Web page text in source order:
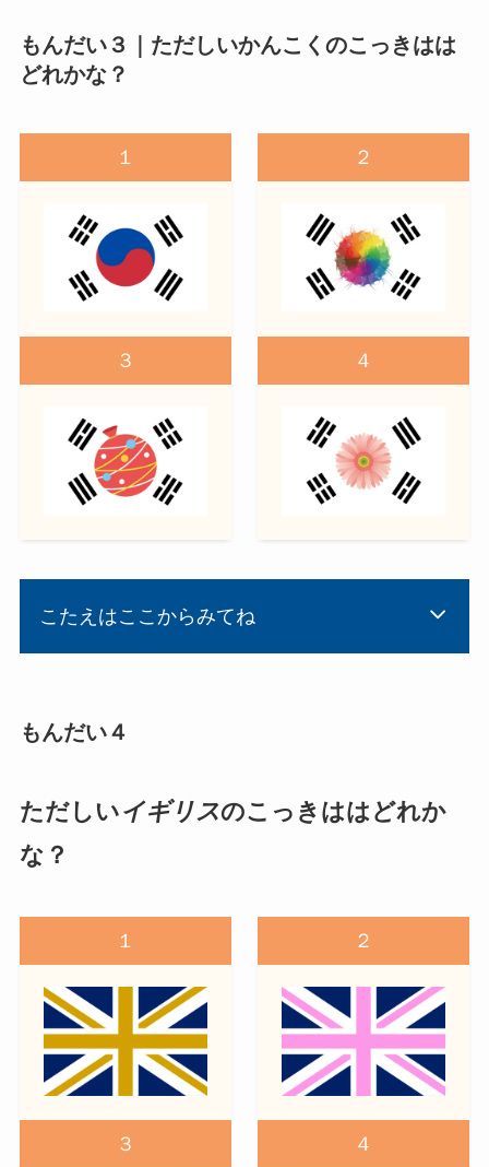
もんだい３｜ただしいかんこくのこっきはは
どれかな？
１ ２
３ ４
こたえはここからみてね
もんだい４
ただしいイギリスのこっきははどれか
な？
１ ２
３ ４